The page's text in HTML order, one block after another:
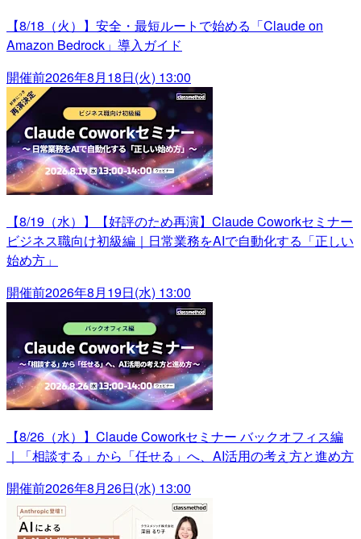
【8/18（火）】安全・最短ルートで始める「Claude on
Amazon Bedrock」導入ガイド
開催前2026年8月18日(火) 13:00
【8/19（水）】【好評のため再演】Claude Coworkセミナー
ビジネス職向け初級編｜日常業務をAIで自動化する「正しい
始め方」
開催前2026年8月19日(水) 13:00
【8/26（水）】Claude Coworkセミナー バックオフィス編
｜「相談する」から「任せる」へ、AI活用の考え方と進め方
開催前2026年8月26日(水) 13:00